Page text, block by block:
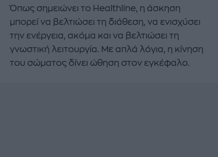
Όπως σημειώνει το Healthline, η άσκηση
μπορεί να βελτιώσει τη διάθεση, να ενισχύσει
την ενέργεια, ακόμα και να βελτιώσει τη
γνωστική λειτουργία. Με απλά λόγια, η κίνηση
του σώματος δίνει ώθηση στον εγκέφαλο.